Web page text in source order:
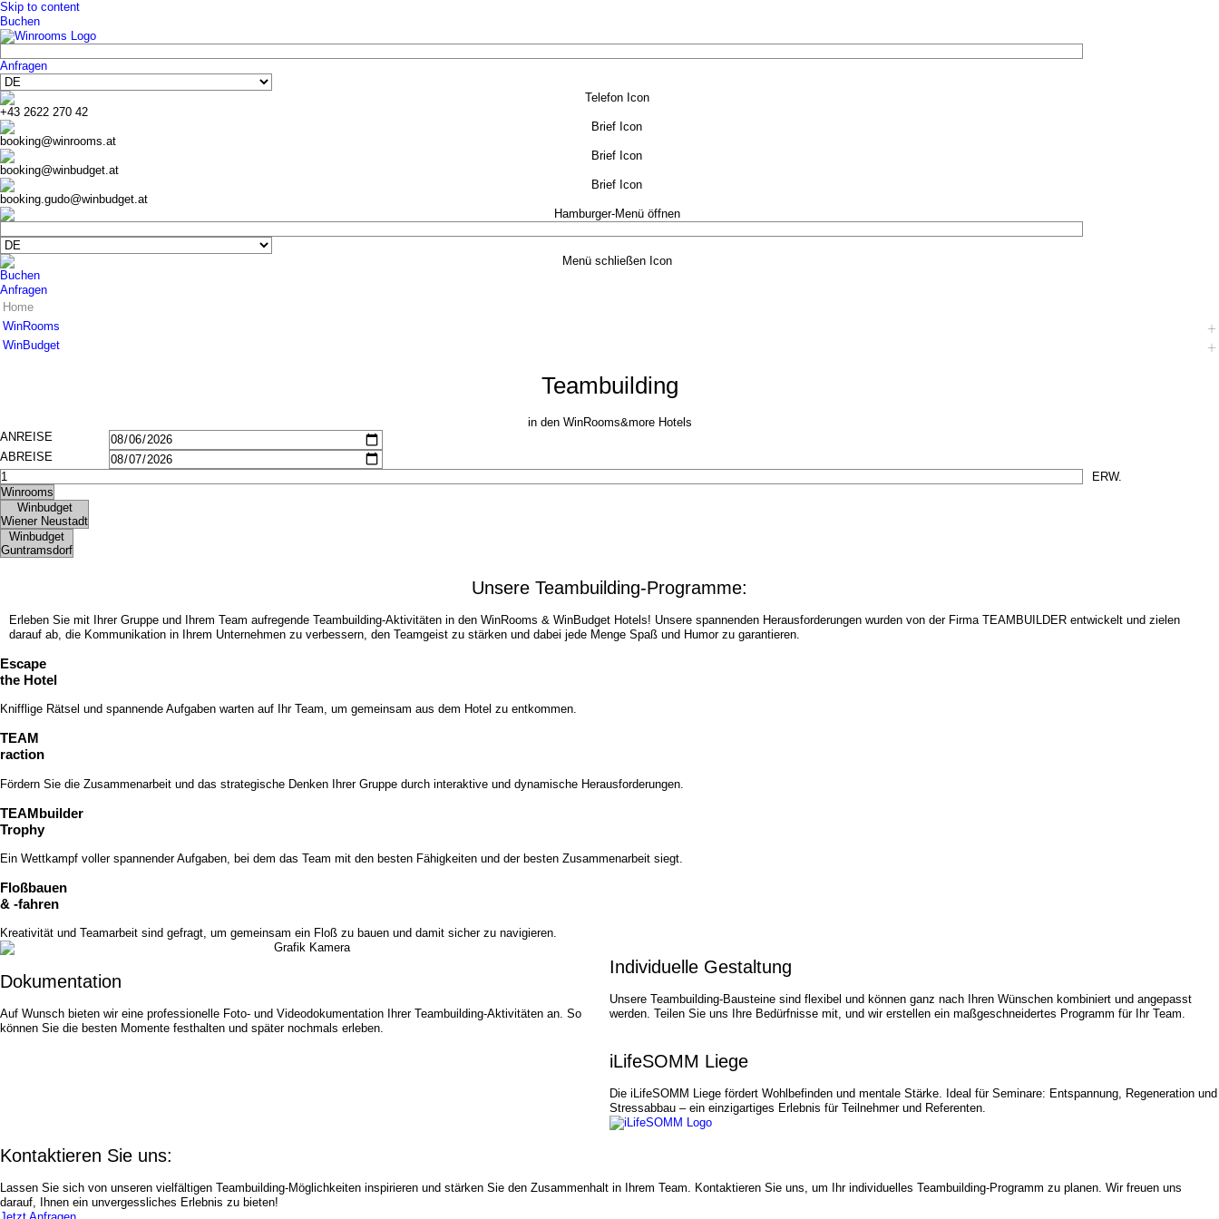
Skip to content
Buchen
Anfragen
+43 2622 270 42
booking@winrooms.at
booking@winbudget.at
booking.gudo@winbudget.at
Buchen
Anfragen
Home
WinRooms
Hotel
Seminare
Gruppen & Geschäftsreisende
Angebote
Kontakt
Jobs
WinBudget
Impressionen
Seminare
Teambuilding
Angebote
Kontakt
Jobs
Team­building
in den WinRooms&more Hotels
Unsere Teambuilding-Programme:
Erleben Sie mit Ihrer Gruppe und Ihrem Team aufregende Teambuilding-Aktivitäten in den WinRooms & WinBudget Hotels! Unsere spannenden Herausforderungen wurden von der Firma TEAMBUILDER entwickelt und zielen
darauf ab, die Kommunikation in Ihrem Unternehmen zu verbessern, den Teamgeist zu stärken und dabei jede Menge Spaß und Humor zu garantieren.
Escape
the Hotel
Knifflige Rätsel und spannende Aufgaben warten auf Ihr Team, um gemeinsam aus dem Hotel zu entkommen.
TEAM
raction
Fördern Sie die Zusammen­arbeit und das strategische Denken Ihrer Gruppe durch interaktive und dynamische Herausforderungen.
TEAMbuilder
Trophy
Ein Wettkampf voller spannender Aufgaben, bei dem das Team mit den besten Fähigkeiten und der besten Zusammen­arbeit siegt.
Floßbauen
& -fahren
Kreativität und Teamarbeit sind gefragt, um gemeinsam ein Floß zu bauen und damit sicher zu navigieren.
Dokumen­tation
Auf Wunsch bieten wir eine professionelle Foto- und Videodokumentation Ihrer Teambuilding-Aktivitäten an. So
können Sie die besten Momente festhalten und später nochmals erleben.
Individuelle Gestaltung
Unsere Teambuilding-Bausteine sind flexibel und können ganz nach Ihren Wünschen kombiniert und angepasst
werden. Teilen Sie uns Ihre Bedürfnisse mit, und wir erstellen ein maßgeschneidertes Programm für Ihr Team.
iLifeSOMM Liege
Die iLifeSOMM Liege fördert Wohlbefinden und mentale Stärke. Ideal für Seminare: Entspannung, Regeneration und
Stressabbau – ein einzigartiges Erlebnis für Teilnehmer und Referenten.
Kontaktieren Sie uns:
Lassen Sie sich von unseren vielfältigen Teambuilding-Möglichkeiten inspirieren und stärken Sie den Zusammenhalt in Ihrem Team. Kontaktieren Sie uns, um Ihr individuelles Teambuilding-Programm zu planen. Wir freuen uns
darauf, Ihnen ein unvergessliches Erlebnis zu bieten!